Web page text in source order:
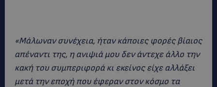
«Μάλωναν συνέχεια, ήταν κάποιες φορές βίαιος
απέναντι της, η ανιψιά μου δεν άντεχε άλλο την
κακή του συμπεριφορά κι εκείνος είχε αλλάξει
μετά την εποχή που έφεραν στον κόσμο τα